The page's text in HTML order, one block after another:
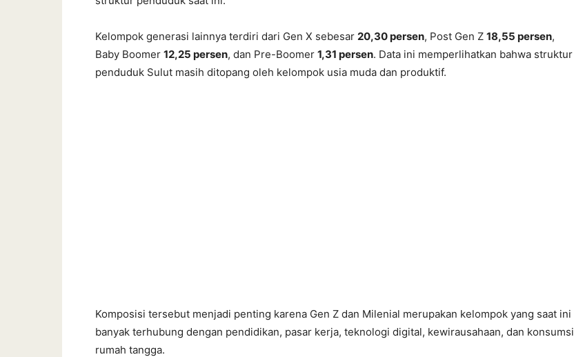
Kelompok generasi lainnya terdiri dari Gen X sebesar 20,30 persen, Post Gen Z 18,55 persen,
Baby Boomer 12,25 persen, dan Pre-Boomer 1,31 persen. Data ini memperlihatkan bahwa struktur
penduduk Sulut masih ditopang oleh kelompok usia muda dan produktif.
Komposisi tersebut menjadi penting karena Gen Z dan Milenial merupakan kelompok yang saat ini
banyak terhubung dengan pendidikan, pasar kerja, teknologi digital, kewirausahaan, dan konsumsi
rumah tangga.